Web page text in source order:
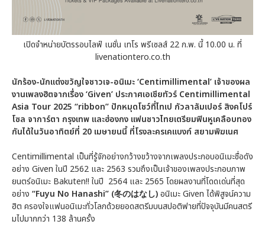
เปิดจำหน่ายบัตรรอบไลฟ์ เนชั่น เทโร พรีเซลส์ 22 ก.พ. นี้ 10.00 น. ที่
livenationtero.co.th
นักร้อง-นักแต่งขวัญใจชาวเจ-อนิเมะ ‘Centimillimental’ เจ้าของผล
งานเพลงฮิตจากเรื่อง ‘Given’ ประกาศเอเชียทัวร์ Centimillimental
Asia Tour 2025 “ribbon” ปักหมุดโชว์ที่ไทเป กัวลาลัมเปอร์ สิงคโปร์
โซล จาการ์ตา กรุงเทพ และฮ่องกง แฟนชาวไทยเตรียมฟินหูเคลือบทอง
กันได้ในวันอาทิตย์ที่ 20 เมษายนนี้ ที่โรงละครเคแบงก์ สยามพิฆเนศ
Centimillimental เป็นที่รู้จักอย่างกว้างขว้างจากเพลงประกอบอนิเมะชื่อดัง
อย่าง Given ในปี 2562 และ 2563 รวมถึงเป็นเจ้าของเพลงประกอบภาพ
ยนตร์อนิเมะ Bakuten!! ในปี 2564 และ 2565 โดยผลงานที่โดดเด่นที่สุด
อย่าง “Fuyu No Hanashi” (冬のはなし)อนิเมะ Given ได้พิสูจน์ความ
ฮิต ครองใจแฟนอนิเมะทั่วโลกด้วยยอดสตรีมบนสปอติฟายที่ปัจจุบันมีคนสตรี
มไปมากกว่า 138 ล้านครั้ง